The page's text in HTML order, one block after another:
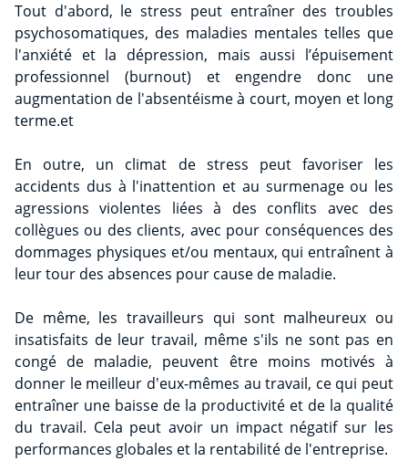
Tout d'abord, le stress peut entraîner des troubles
psychosomatiques, des maladies mentales telles que
l'anxiété et la dépression, mais aussi l’épuisement
professionnel (burnout) et engendre donc une
augmentation de l'absentéisme à court, moyen et long
terme.et
En outre, un climat de stress peut favoriser les
accidents dus à l'inattention et au surmenage ou les
agressions violentes liées à des conflits avec des
collègues ou des clients, avec pour conséquences des
dommages physiques et/ou mentaux, qui entraînent à
leur tour des absences pour cause de maladie.
De même, les travailleurs qui sont malheureux ou
insatisfaits de leur travail, même s'ils ne sont pas en
congé de maladie, peuvent être moins motivés à
donner le meilleur d'eux-mêmes au travail, ce qui peut
entraîner une baisse de la productivité et de la qualité
du travail. Cela peut avoir un impact négatif sur les
performances globales et la rentabilité de l'entreprise.